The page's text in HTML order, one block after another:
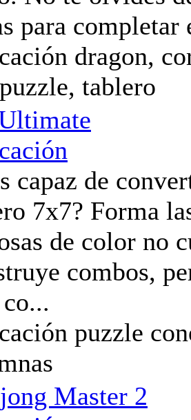
para completar
dragon,
tablero
capaz de
7x7? Forma
de color no
combos,
puzzle
Master 2